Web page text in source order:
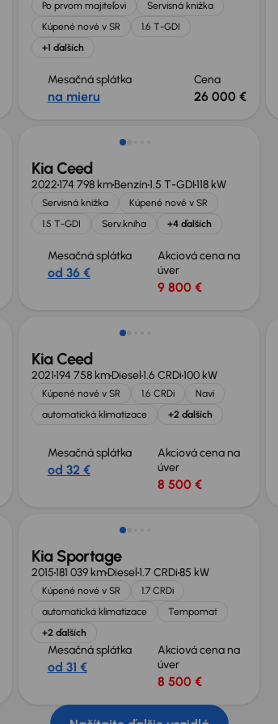
Po prvom majiteľovi
Servisná knižka
Kúpené nové v SR
1.6 T-GDI
+1 ďalších
Mesačná splátka
na mieru
Cena
26 000 €
Kia Ceed
2022174 798 kmBenzín1.5 T-GDI118 kW
Servisná knižka
Kúpené nové v SR
1.5 T-GDI
Serv.kniha +4 ďalších
Mesačná splátka
od 36 €
Akciová cena na
úver
9 800 €
Kia Ceed
2021194 758 kmDiesel1.6 CRDi100 kW
Kúpené nové v SR 1.6 CRDi
Navi
automatická klimatizace
+2 ďalších
Mesačná splátka
od 32 €
Akciová cena na
úver
8 500 €
Kia Sportage
2015181 039 kmDiesel1.7 CRDi85 kW
Kúpené nové v SR
1.7 CRDi
automatická klimatizace
Tempomat
+2 ďalších
Mesačná splátka
od 31 €
Akciová cena na
úver
8 500 €